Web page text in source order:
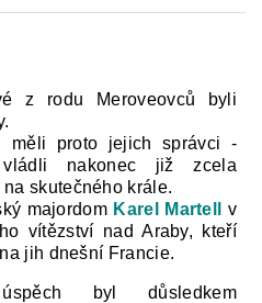
z rodu Meroveovců byli
měli proto jejich správci -
nakonec již zcela
skutečného krále.
ma­jordom Karel Martell
v
vítězství nad Araby, kteří
jih dnešní Francie.
byl důsledkem